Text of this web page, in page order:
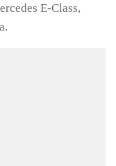
Е-Class,